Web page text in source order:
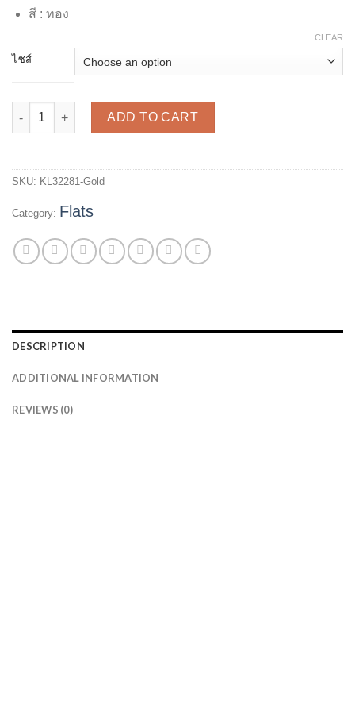
สี : ทอง
ไซส์
CLEAR
รองเท้าส้นแบนหัวแหลม รุ่น KL32281 - Gold quantity
ADD TO CART
SKU: KL32281-Gold
Category: Flats
DESCRIPTION
ADDITIONAL INFORMATION
REVIEWS (0)